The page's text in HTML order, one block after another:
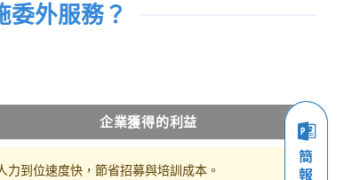
委外服務？
企業獲得的利益
力到位速度快，節省招募與培訓成本。